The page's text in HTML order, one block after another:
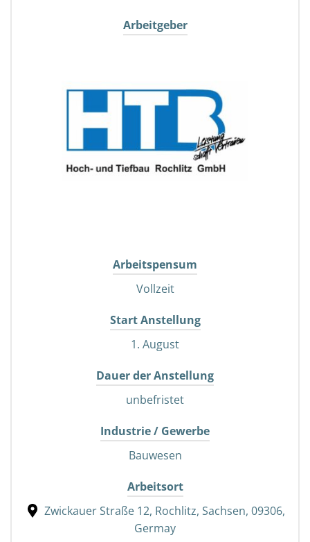
Arbeitgeber
Arbeitspensum
Vollzeit
Start Anstellung
1. August
Dauer der Anstellung
unbefristet
Industrie / Gewerbe
Bauwesen
Arbeitsort
Zwickauer Straße 12, Rochlitz, Sachsen, 09306,
Germay